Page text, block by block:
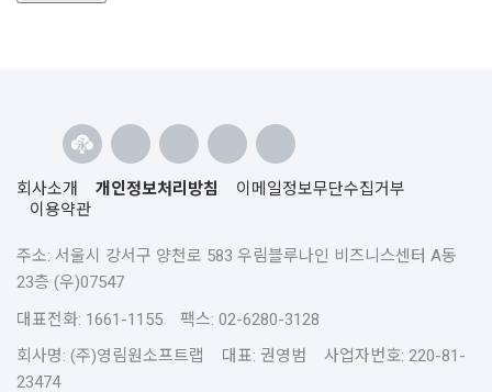
회사소개 개인정보처리방침
이메일정보무단수집거부
이용약관
주소: 서울시 강서구 양천로 583 우림블루나인 비즈니스센터 A동
23층 (우)07547
대표전화: 1661-1155 팩스: 02-6280-3128
회사명: (주)영림원소프트랩 대표: 권영범 사업자번호: 220-81-
23474